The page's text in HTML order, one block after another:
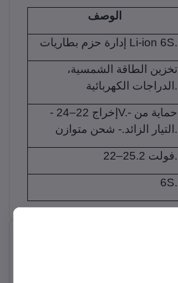
الوصف
إدارة حزم بطاريات Li-ion 6S.
تخزين الطاقة الشمسية،
الدراجات الكهربائية.
- إخراج 22–24V.- حماية من
التيار الزائد.- شحن متوازن.
22–25.2 فولت.
6S.